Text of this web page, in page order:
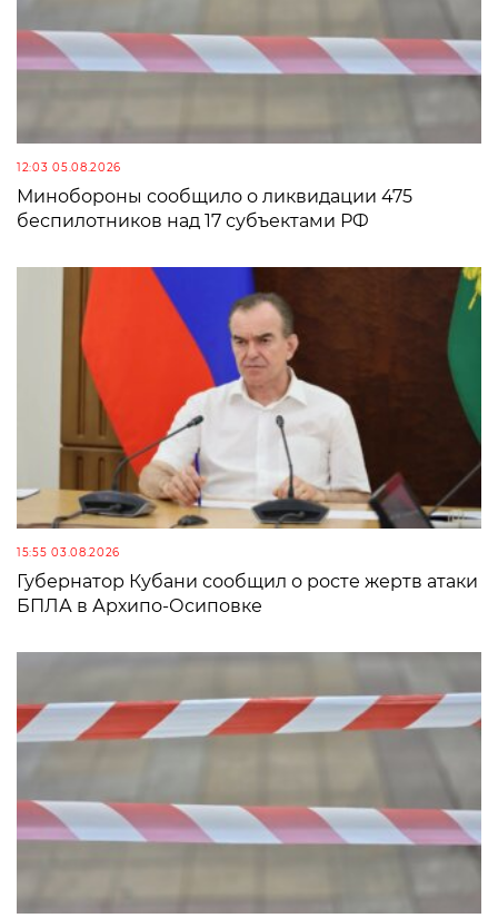
12:03 05.08.2026
Минобороны сообщило о ликвидации 475
беспилотников над 17 субъектами РФ
15:55 03.08.2026
Губернатор Кубани сообщил о росте жертв атаки
БПЛА в Архипо-Осиповке